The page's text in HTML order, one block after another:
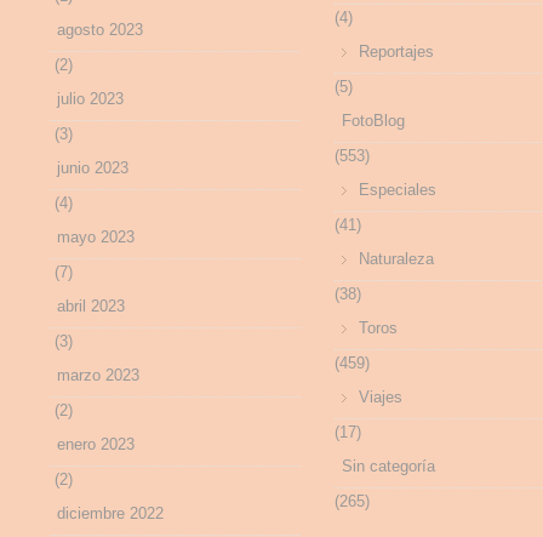
agosto 2023
(2)
julio 2023
(3)
junio 2023
(4)
mayo 2023
(7)
abril 2023
(3)
marzo 2023
(2)
enero 2023
(2)
diciembre 2022
(4)
Reportajes
(5)
FotoBlog
(553)
Especiales
(41)
Naturaleza
(38)
Toros
(459)
Viajes
(17)
Sin categoría
(265)